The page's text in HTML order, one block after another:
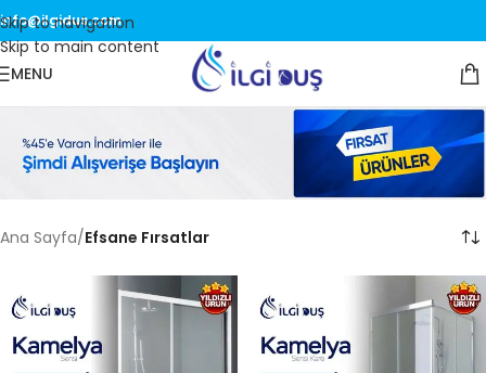
Skip to navigation
Skip to main content
info@ilgidus.com
MENU
Ana Sayfa/Efsane Fırsatlar